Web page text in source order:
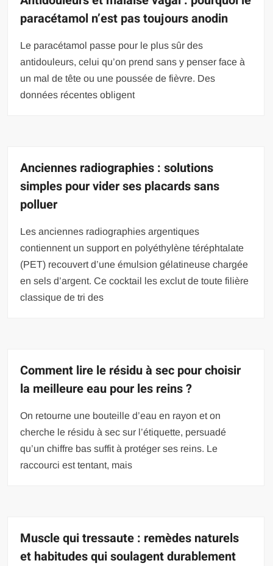
paracétamol n’est pas toujours anodin
Le paracétamol passe pour le plus sûr des
antidouleurs, celui qu’on prend sans y penser face à
un mal de tête ou une poussée de fièvre. Des
données récentes obligent
Anciennes radiographies : solutions
simples pour vider ses placards sans
polluer
Les anciennes radiographies argentiques
contiennent un support en polyéthylène téréphtalate
(PET) recouvert d’une émulsion gélatineuse chargée
en sels d’argent. Ce cocktail les exclut de toute filière
classique de tri des
Comment lire le résidu à sec pour choisir
la meilleure eau pour les reins ?
On retourne une bouteille d’eau en rayon et on
cherche le résidu à sec sur l’étiquette, persuadé
qu’un chiffre bas suffit à protéger ses reins. Le
raccourci est tentant, mais
Muscle qui tressaute : remèdes naturels
et habitudes qui soulagent durablement